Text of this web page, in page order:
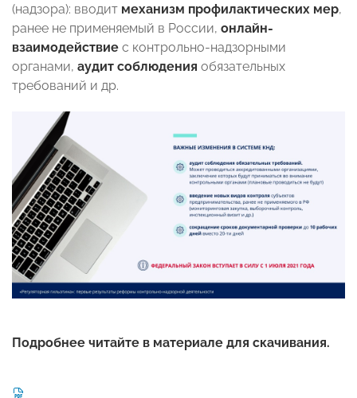
(надзора): вводит механизм профилактических мер,
ранее не применяемый в России, онлайн-
взаимодействие с контрольно-надзорными
органами, аудит соблюдения обязательных
требований и др.
Подробнее читайте в материале для скачивания.